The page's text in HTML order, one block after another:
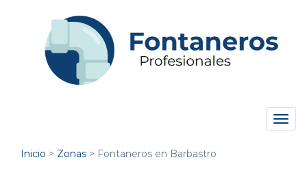
Inicio > Zonas > Fontaneros en Barbastro